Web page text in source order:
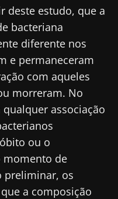
deste estudo, que a
bacteriana
diferente nos
e permaneceram
com aqueles
morreram. No
associação
ou o
momento de
preliminar, os
a composição
e
Microbiota Institute
para receber mais
gerais de utilização
do Biocodex
do Biocodex